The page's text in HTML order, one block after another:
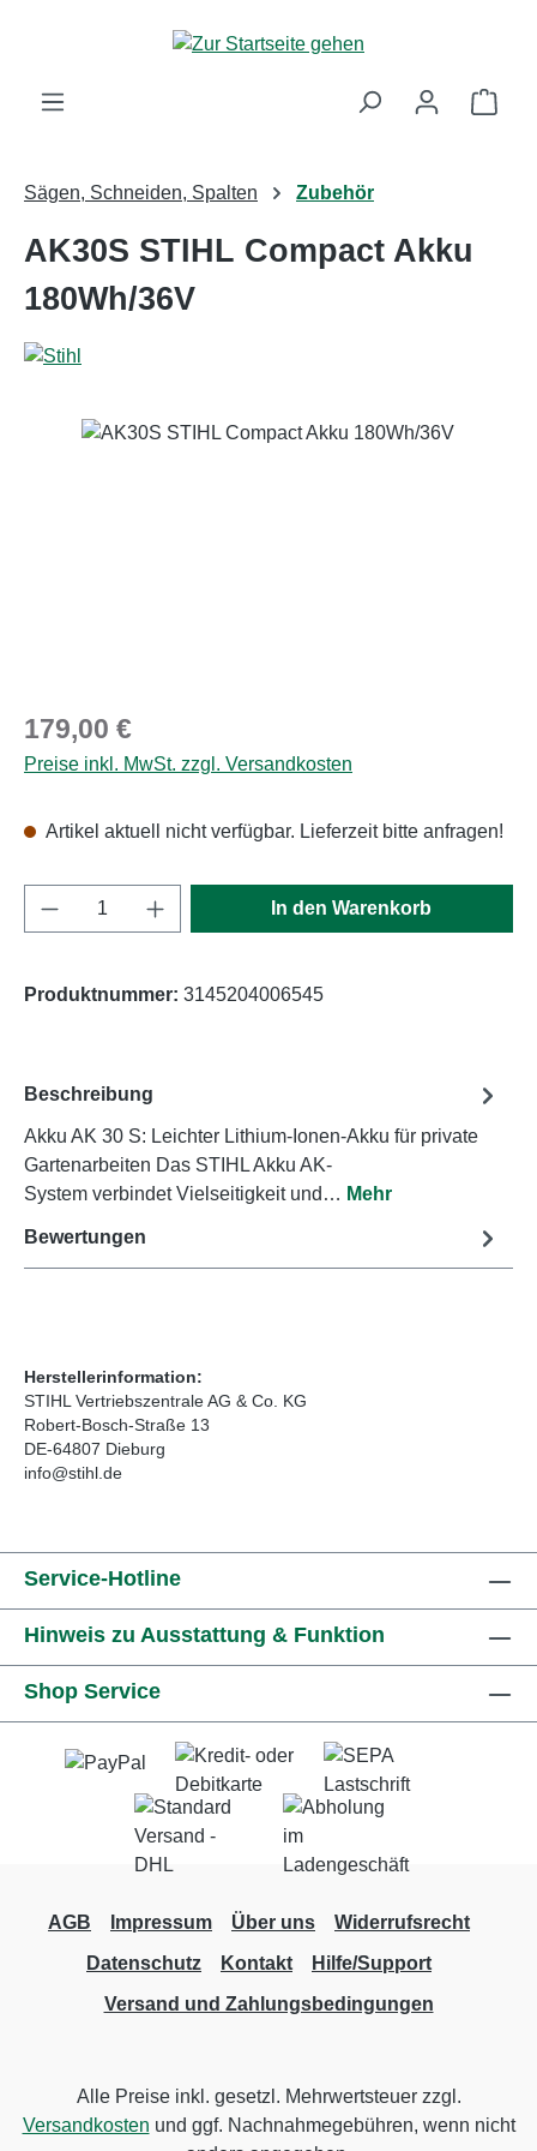
Zum Hauptinhalt springen
Sägen, Schneiden, Spalten Zubehör
AK30S STIHL Compact Akku
180Wh/36V
Bildergalerie überspringen
Regulärer Preis:
179,00 €
Preise inkl. MwSt. zzgl. Versandkosten
Artikel aktuell nicht verfügbar. Lieferzeit bitte anfragen!
Produkt Anzahl: Gib den gewünschten
In den Warenkorb
Produktnummer: 3145204006545
Beschreibung
Akku AK 30 S: Leichter Lithium-Ionen-Akku für private
Gartenarbeiten Das STIHL Akku AK-
System verbindet Vielseitigkeit und… Mehr
Bewertungen
Herstellerinformation:
STIHL Vertriebszentrale AG & Co. KG
Robert-Bosch-Straße 13
DE-64807 Dieburg
info@stihl.de
Service-Hotline
Hinweis zu Ausstattung & Funktion
Shop Service
AGB Impressum Über uns
Widerrufsrecht
Datenschutz
Kontakt
Hilfe/Support
Versand und Zahlungsbedingungen
Alle Preise inkl. gesetzl. Mehrwertsteuer zzgl.
Versandkosten und ggf. Nachnahmegebühren, wenn nicht